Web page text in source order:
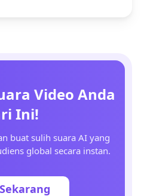
Video Anda
Ini!
buat sulih suara AI yang
global secara instan.